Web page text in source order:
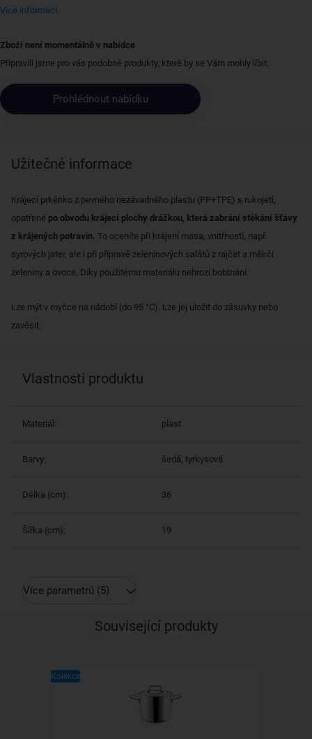
Více informací
Zboží není momentálně v nabídce
Přípravili jsme pro vás podobné produkty, které by se Vám mohly líbit.
Prohlédnout nabídku
Užitečné informace
Krájecí prkénko z pevného nezávadného plastu (PP+TPE) s rukojetí,
opatřené po obvodu krájecí plochy drážkou, která zabrání stékání šťávy
z krájených potravin. To oceníte při krájení masa, vnitřností, např.
syrových jater, ale i při přípravě zeleninových salátů z rajčat a měkčí
zeleniny a ovoce. Díky použitému materiálu nehrozí bobtnání.
Lze mýt v myčce na nádobí (do 95 °C). Lze jej uložit do zásuvky nebo
zavěsit.
Vlastnosti produktu
Materiál: plast
Barvy: šedá, tyrkysová
Délka (cm): 36
Šířka (cm): 19
Více parametrů (5)
Související produkty
Kolekce